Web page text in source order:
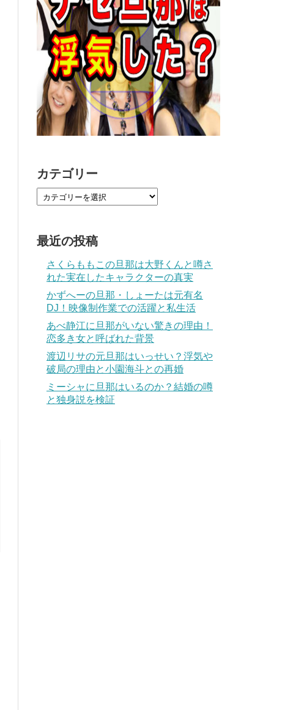
カテゴリー
最近の投稿
さくらももこの旦那は大野くんと噂さ
れた実在したキャラクターの真実
かずへーの旦那・しょーたは元有名
DJ！映像制作業での活躍と私生活
あべ静江に旦那がいない驚きの理由！
恋多き女と呼ばれた背景
渡辺リサの元旦那はいっせい？浮気や
破局の理由と小園海斗との再婚
ミーシャに旦那はいるのか？結婚の噂
と独身説を検証